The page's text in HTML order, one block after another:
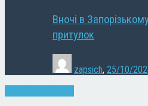
Вночі в
притулок
zapsich, 25/10/